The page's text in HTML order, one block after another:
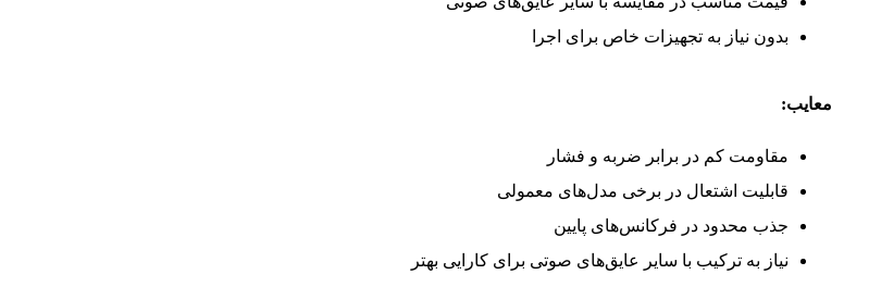
بدون نیاز به تجهیزات خاص برای اجرا
معایب:
مقاومت کم در برابر ضربه و فشار
قابلیت اشتعال در برخی مدل‌های معمولی
جذب محدود در فرکانس‌های پایین
نیاز به ترکیب با سایر عایق‌های صوتی برای کارایی بهتر